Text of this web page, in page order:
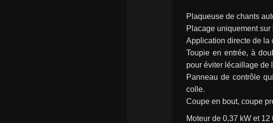
Plaqueuse de chants
Placage uniquement sur
Application directe de la
Toupie en entrée, à
pour éviter lécaillage de
Panneau de contrôle
colle.
Coupe en bout, coupe
Moteur de 0,37 kW et 12